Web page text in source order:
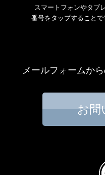
スマートフォンやタブ
番号をタップすることで
メールフォームか
お問